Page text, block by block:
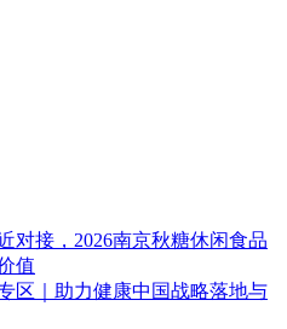
对接，2026南京秋糖休闲食品
值
区｜助力健康中国战略落地与